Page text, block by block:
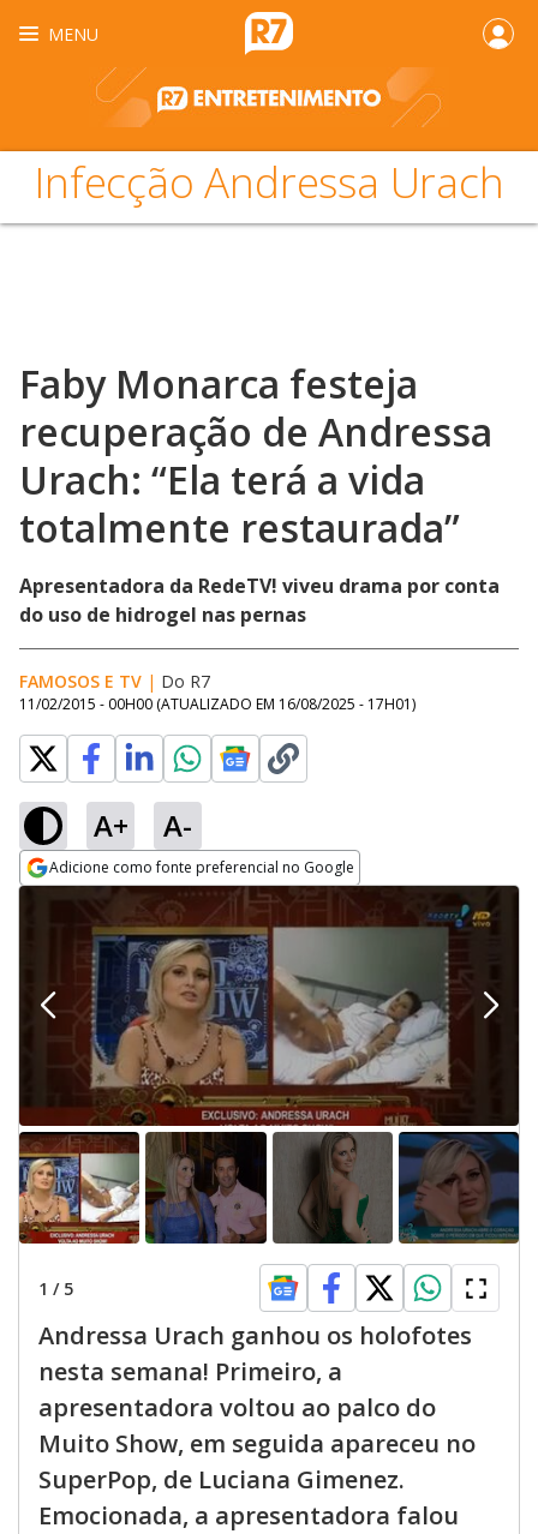
MENU
Infecção Andressa Urach
Faby Monarca festeja
recuperação de Andressa
Urach: “Ela terá a vida
totalmente restaurada”
Apresentadora da RedeTV! viveu drama por conta
do uso de hidrogel nas pernas
FAMOSOS E TV | Do R7
11/02/2015 - 00H00 (ATUALIZADO EM 16/08/2025 - 17H01)
A+ A-
Adicione como fonte preferencial no Google
Opens in new window
1 / 5
Andressa Urach ganhou os holofotes
nesta semana! Primeiro, a
apresentadora voltou ao palco do
Muito Show, em seguida apareceu no
SuperPop, de Luciana Gimenez.
Emocionada, a apresentadora falou